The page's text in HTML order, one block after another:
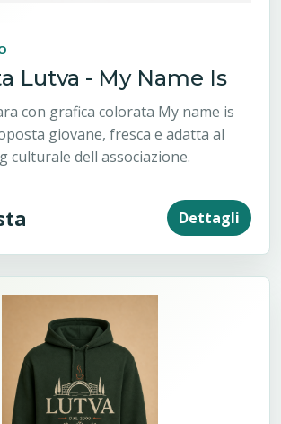
Lutva - My Name Is
con grafica colorata My name is
giovane, fresca e adatta al
culturale dell associazione.
Dettagli